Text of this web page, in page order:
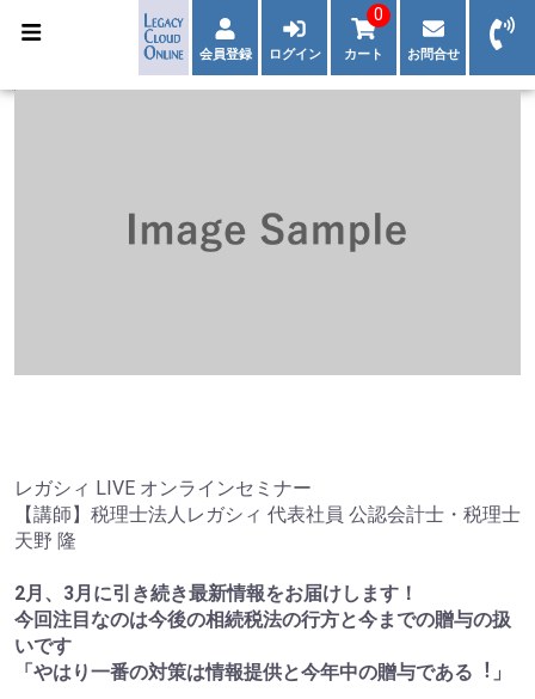
会員登録 ログイン カート
0
お問合せ
レガシィ LIVE オンラインセミナー
【講師】税理士法人レガシィ 代表社員 公認会計士・税理士
天野 隆
2月、3月に引き続き最新情報をお届けします！
今回注目なのは今後の相続税法の行方と今までの贈与の扱
いです
「やはり一番の対策は情報提供と今年中の贈与である︕」